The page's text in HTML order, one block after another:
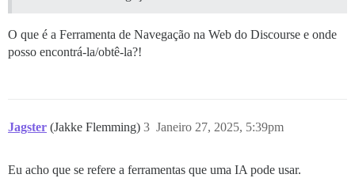
O que é a Ferramenta de Navegação na Web do Discourse e onde
posso encontrá-la/obtê-la?!
Jagster (Jakke Flemming) Janeiro 27, 2025, 5:39pm
3
Eu acho que se refere a ferramentas que uma IA pode usar.